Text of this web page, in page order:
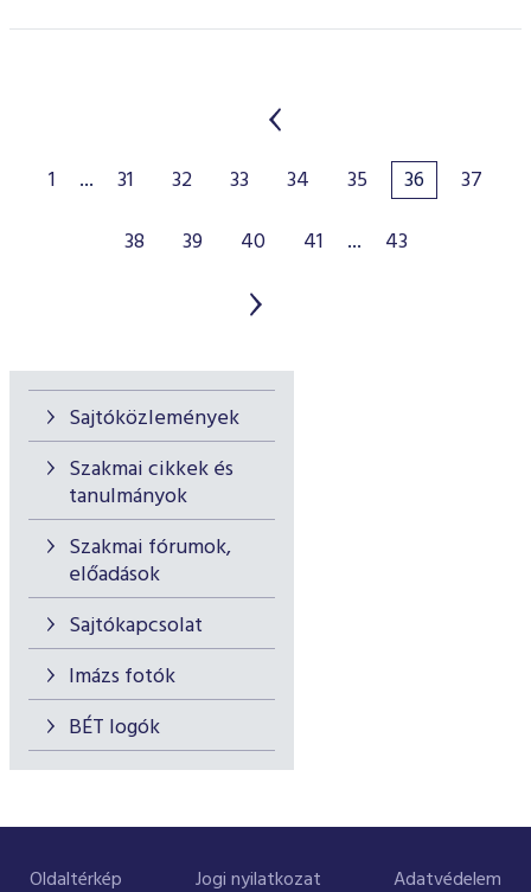
Sajtóközlemények
Szakmai cikkek és
tanulmányok
Szakmai fórumok,
előadások
Sajtókapcsolat
Imázs fotók
BÉT logók
1 ... 31 32 33 34 35 36
37
38
39 40 41 ... 43
Oldaltérkép Jogi nyilatkozat Adatvédelem